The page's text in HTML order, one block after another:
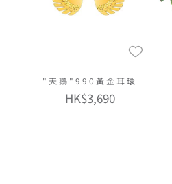
"天鵝"990黃金耳環
HK$3,690